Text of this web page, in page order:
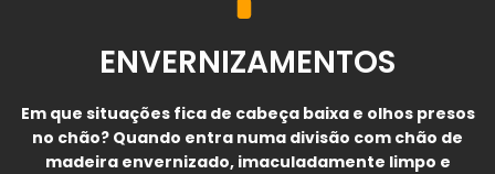
ENVERNIZAMENTOS
Em que situações fica de cabeça baixa e olhos presos
no chão? Quando entra numa divisão com chão de
madeira envernizado, imaculadamente limpo e